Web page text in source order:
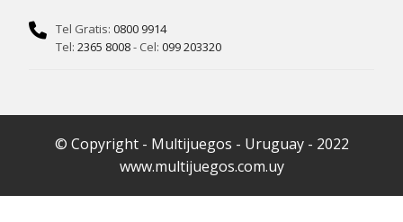
Tel Gratis: 0800 9914
Tel: 2365 8008- Cel: 099 203320
© Copyright - Multijuegos - Uruguay - 2022
www.multijuegos.com.uy